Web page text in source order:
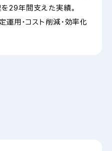
29年間支えた実績。
用・コスト削減・効率化